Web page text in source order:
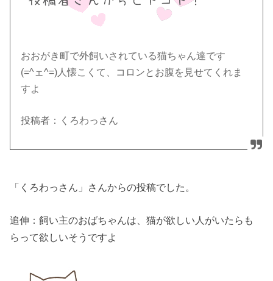
おおがき町で外飼いされている猫ちゃん達です
(=^ェ^=)人懐こくて、コロンとお腹を見せてくれま
すよ
投稿者：くろわっさん
「くろわっさん」さんからの投稿でした。
追伸：飼い主のおばちゃんは、猫が欲しい人がいたらも
らって欲しいそうですよ